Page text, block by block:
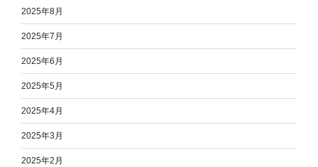
2025年8月
2025年7月
2025年6月
2025年5月
2025年4月
2025年3月
2025年2月